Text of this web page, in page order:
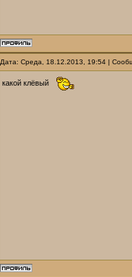
Дата: Среда, 18.12.2013, 19:54 |
какой клёвый